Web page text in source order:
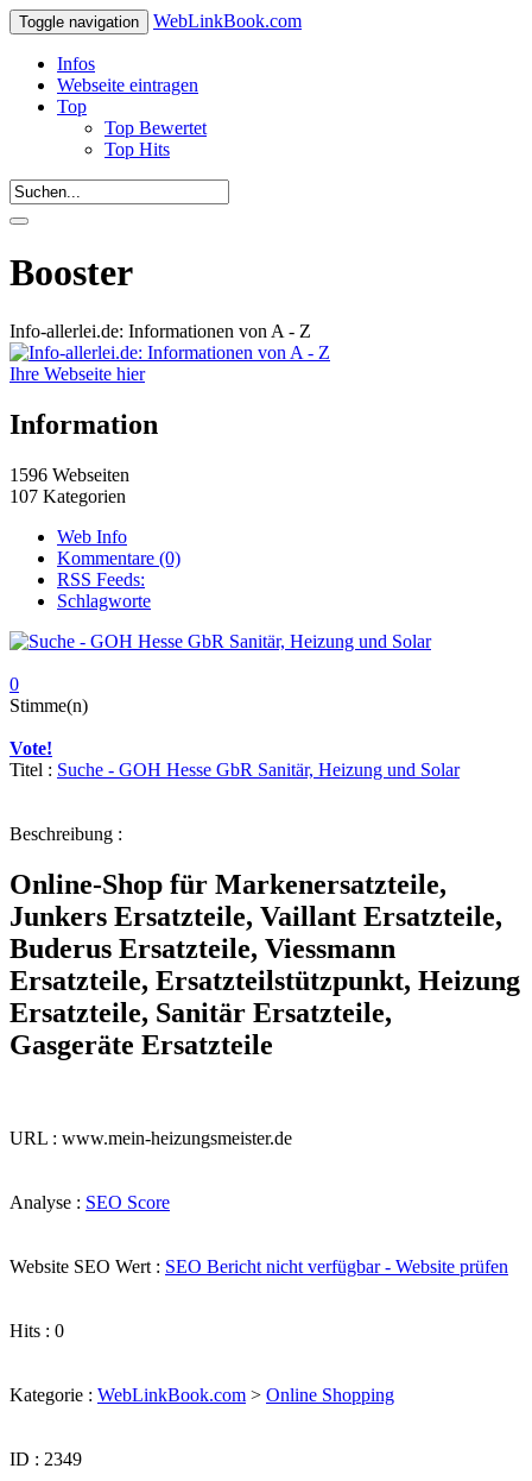
Toggle navigation WebLinkBook.com
Infos
Webseite eintragen
Top
Top Bewertet
Top Hits
Booster
Info-allerlei.de: Informationen von A - Z
Ihre Webseite hier
Information
1596 Webseiten
107 Kategorien
Web Info
Kommentare (0)
RSS Feeds:
Schlagworte
0
Stimme(n)
Vote!
Titel : Suche - GOH Hesse GbR Sanitär, Heizung und Solar
Beschreibung :
Online-Shop für Markenersatzteile,
Junkers Ersatzteile, Vaillant Ersatzteile,
Buderus Ersatzteile, Viessmann
Ersatzteile, Ersatzteilstützpunkt, Heizung
Ersatzteile, Sanitär Ersatzteile,
Gasgeräte Ersatzteile
URL : www.mein-heizungsmeister.de
Analyse : SEO Score
Website SEO Wert : SEO Bericht nicht verfügbar - Website prüfen
Hits : 0
Kategorie : WebLinkBook.com > Online Shopping
ID : 2349